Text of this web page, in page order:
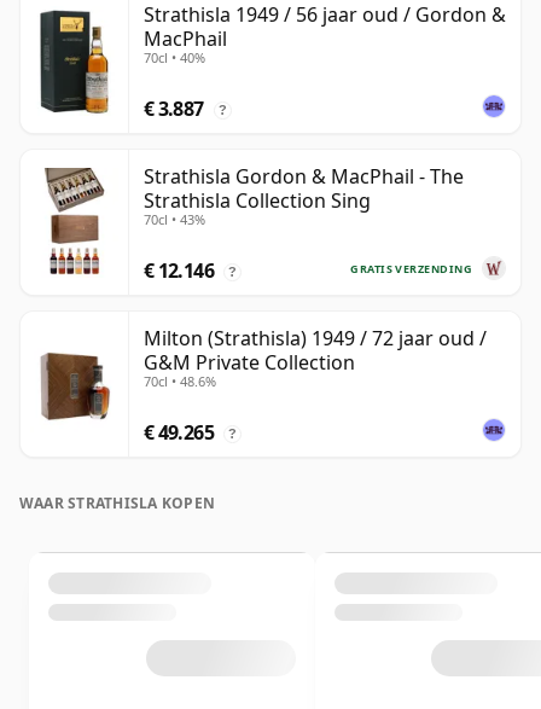
Strathisla 1949 / 56 jaar oud / Gordon &
MacPhail
70cl • 40%
€ 3.887 ?
Strathisla Gordon & MacPhail - The
Strathisla Collection Sing
70cl • 43%
GRATIS VERZENDING
€ 12.146 ?
Milton (Strathisla) 1949 / 72 jaar oud /
G&M Private Collection
70cl • 48.6%
€ 49.265 ?
WAAR STRATHISLA KOPEN